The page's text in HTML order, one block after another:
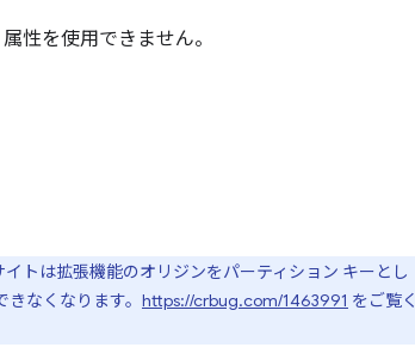
性を使用できません。
トは拡張機能のオリジンをパーティション キーとし
なくなります。 https://crbug.com/1463991 をご覧く